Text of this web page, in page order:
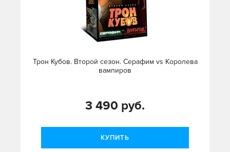
Трон Кубов. Второй сезон. Серафим vs Королева
вампиров
3 490 руб.
КУПИТЬ